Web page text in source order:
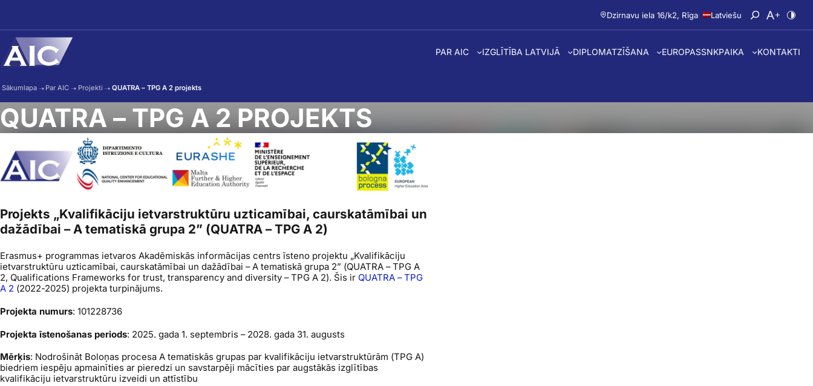
Dzirnavu iela 16/k2, Rīga Latviešu Atvērt
PAR AIC IZGLĪTĪBA LATVIJĀ DIPLOMATZĪŠANA EUROPASSNKPAIKA KONTAKTI
Sākumlapa ➝ Par AIC ➝ Projekti ➝ QUATRA – TPG A 2 projekts
QUATRA – TPG A 2 PROJEKTS
Projekts „Kvalifikāciju ietvarstruktūru uzticamībai, caurskatāmībai un
dažādībai – A tematiskā grupa 2” (QUATRA – TPG A 2)
Erasmus+ programmas ietvaros Akadēmiskās informācijas centrs īsteno projektu „Kvalifikāciju
ietvarstruktūru uzticamībai, caurskatāmībai un dažādībai – A tematiskā grupa 2” (QUATRA – TPG A
2, Qualifications Frameworks for trust, transparency and diversity – TPG A 2). Šis ir QUATRA – TPG
A 2 (2022-2025) projekta turpinājums.
Projekta numurs: 101228736
Projekta īstenošanas periods: 2025. gada 1. septembris – 2028. gada 31. augusts
Mērķis: Nodrošināt Boloņas procesa A tematiskās grupas par kvalifikāciju ietvarstruktūrām (TPG A)
biedriem iespēju apmainīties ar pieredzi un savstarpēji mācīties par augstākās izglītības
kvalifikāciju ietvarstruktūru izveidi un attīstību